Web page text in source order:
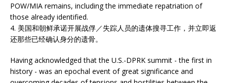
POW/MIA remains, including the immediate repatriation of
those already identified.
4. 美国和朝鲜承诺开展战俘／失踪人员的遗体搜寻工作，并立即返
还那些已经确认身分的遗骨。
Having acknowledged that the U.S.-DPRK summit - the first in
history - was an epochal event of great significance and